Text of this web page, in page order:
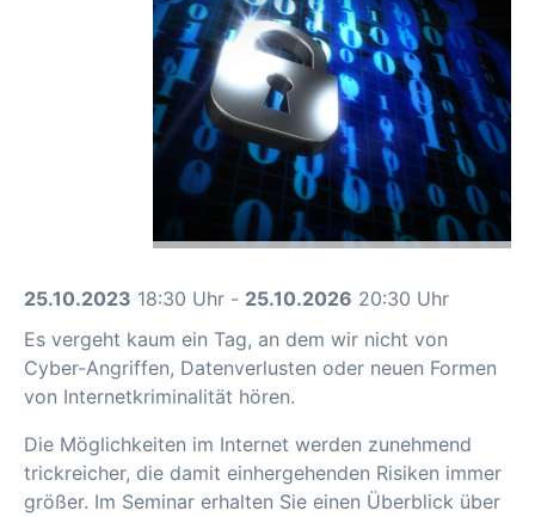
25.10.2023 18:30 Uhr - 25.10.2026 20:30 Uhr
Es vergeht kaum ein Tag, an dem wir nicht von
Cyber-Angriffen, Datenverlusten oder neuen Formen
von Internetkriminalität hören.
Die Möglichkeiten im Internet werden zunehmend
trickreicher, die damit einhergehenden Risiken immer
größer. Im Seminar erhalten Sie einen Überblick über